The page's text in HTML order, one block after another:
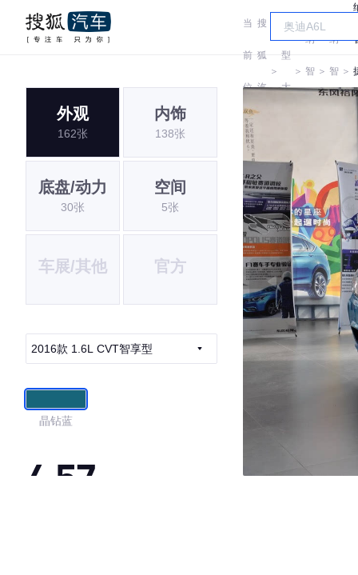
当
前
位
置:
搜
狐
汽
＞
车
型
大
＞
纳
智 ＞
纳
智 ＞
外观
162张
内饰
138张
底盘/动力
30张
空间
5张
车展/其他 官方
2016款 1.6L CVT智享型
晶钻蓝
4.57